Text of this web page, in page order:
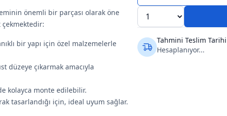
Tahmini Teslim Tarihi
Hesaplanıyor...
önemli bir parçası olarak öne
çekmektedir:
bir yapı için özel malzemelerle
düzeye çıkarmak amacıyla
kolayca monte edilebilir.
tasarlandığı için, ideal uyum sağlar.